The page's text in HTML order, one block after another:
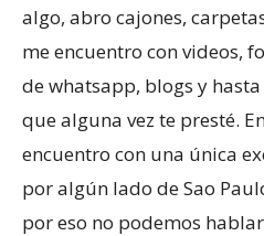
algo, abro cajones,
me encuentro con videos,
de whatsapp, blogs y
que alguna vez te presté.
encuentro con una única
por algún lado de Sao
por eso no podemos